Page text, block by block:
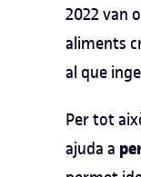
2022 van
aliments
al que
Per tot
ajuda a